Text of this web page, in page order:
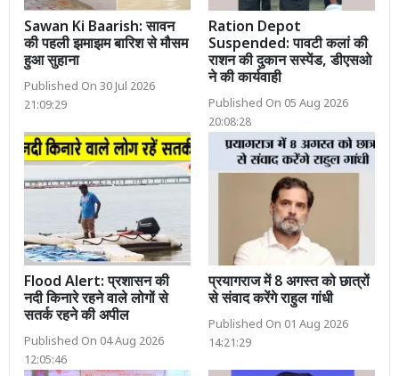
Sawan Ki Baarish: सावन
की पहली झमाझम बारिश से मौसम
हुआ सुहाना
Published On 30 Jul 2026
21:09:29
Ration Depot
Suspended: पावटी कलां की
राशन की दुकान सस्पेंड, डीएसओ
ने की कार्यवाही
Published On 05 Aug 2026
20:08:28
Flood Alert: प्रशासन की
नदी किनारे रहने वाले लोगों से
सतर्क रहने की अपील
Published On 04 Aug 2026
12:05:46
प्रयागराज में 8 अगस्त को छात्रों
से संवाद करेंगे राहुल गांधी
Published On 01 Aug 2026
14:21:29